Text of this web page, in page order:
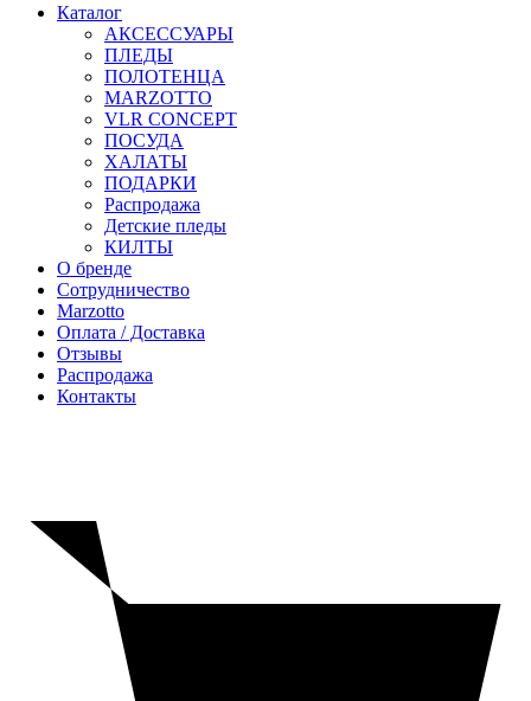
Каталог
АКСЕССУАРЫ
ПЛЕДЫ
ПОЛОТЕНЦА
MARZOTTO
VLR CONCEPT
ПОСУДА
ХАЛАТЫ
ПОДАРКИ
Распродажа
Детские пледы
КИЛТЫ
О бренде
Сотрудничество
Marzotto
Оплата / Доставка
Отзывы
Распродажа
Контакты